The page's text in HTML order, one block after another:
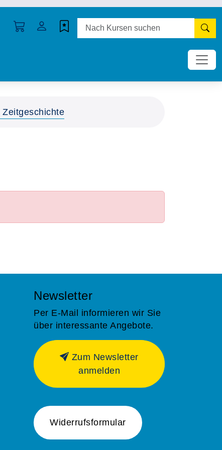
Newsletter
Per E-Mail informieren wir Sie
über interessante Angebote.
Zum Newsletter
anmelden
Widerrufsformular